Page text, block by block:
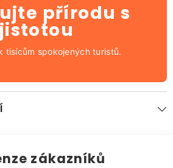
přírodu s
jistotou
tisícům spokojených turistů.
zákazníků